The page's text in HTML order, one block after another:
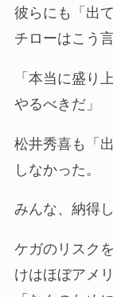
彼らにも「出
チローはこう言
「本当に盛り
やるべきだ」
松井秀喜も「
しなかった。
みんな、納得
ケガのリスク
けはほぼアメ